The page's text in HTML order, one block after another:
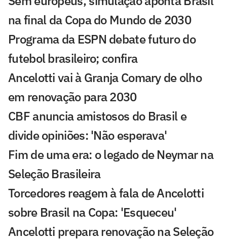
na final da Copa do Mundo de 2030
Programa da ESPN debate futuro do
futebol brasileiro; confira
Ancelotti vai à Granja Comary de olho
em renovação para 2030
CBF anuncia amistosos do Brasil e
divide opiniões: 'Não esperava'
Fim de uma era: o legado de Neymar na
Seleção Brasileira
Torcedores reagem à fala de Ancelotti
sobre Brasil na Copa: 'Esqueceu'
Ancelotti prepara renovação na Seleção